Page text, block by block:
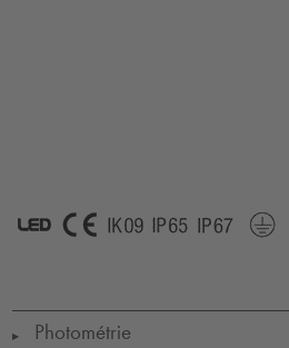
▶ Photométrie